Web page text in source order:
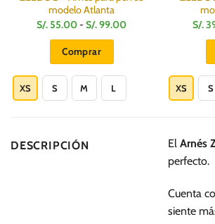
modelo Atlanta
S/. 55.00-S/.99.00Rango
Comprar
producto
tiene
Las
XS S M L
S/.
XS S
DESCRIPCIÓN El Arnés
perfecto.
Cuenta
siente